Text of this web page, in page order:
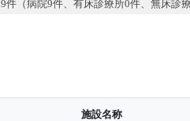
9件（病院9件、有床診療所0件、無床診
施設名称